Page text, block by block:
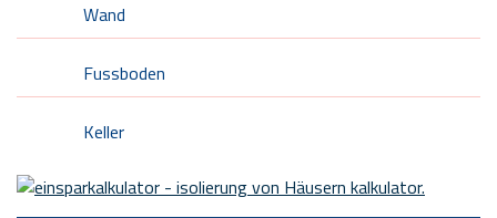
Wand
Fussboden
Keller